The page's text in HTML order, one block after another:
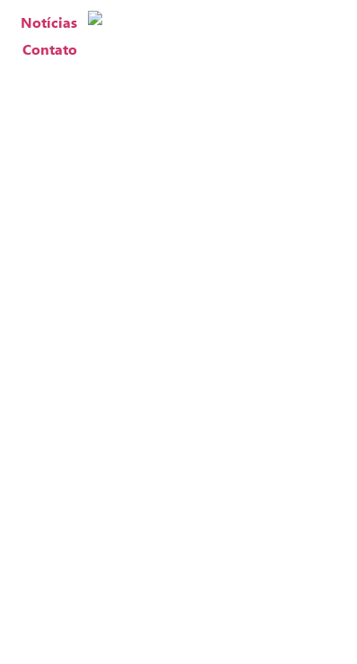
Notícias
Contato